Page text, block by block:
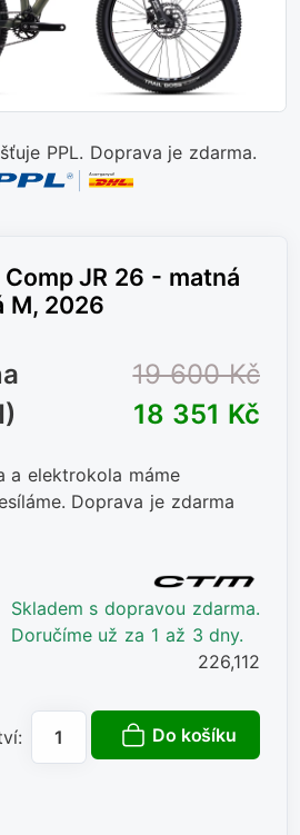
PPL. Doprava je zdarma.
Comp JR 26 - matná
M, 2026
19 600 Kč
18 351 Kč
a elektrokola máme
Doprava je zdarma
Skladem s dopravou zdarma.
Doručíme už za 1 až 3 dny.
226,112
Do košíku